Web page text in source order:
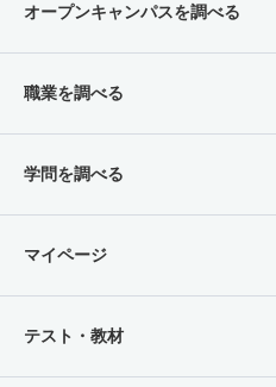
オープンキャンパスを調べる
職業を調べる
学問を調べる
マイページ
テスト・教材